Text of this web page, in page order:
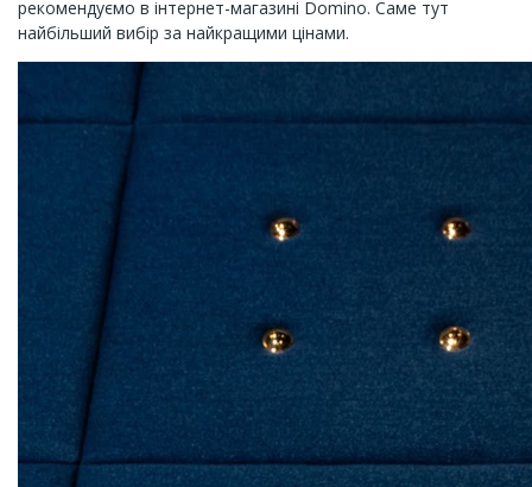
рекомендуємо в інтернет-магазині Domino. Саме тут
найбільший вибір за найкращими цінами.